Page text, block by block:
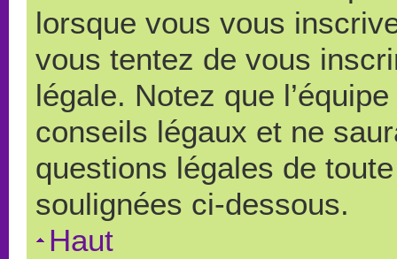
lorsque vous vous
vous tentez de vous
légale. Notez que
conseils légaux et ne
questions légales de
soulignées ci-dessous.
Haut